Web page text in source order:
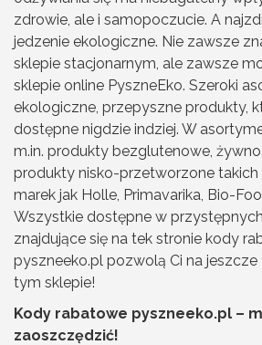
zdrowie, ale i samopoczucie. A
jedzenie ekologiczne. Nie zawsze
sklepie stacjonarnym, ale zawsze
sklepie online PyszneEko. Szeroki
ekologiczne, przepyszne produkty,
dostępne nigdzie indziej. W
m.in. produkty bezglutenowe,
produkty nisko-przetworzone
marek jak Holle, Primavarika, Bio-
Wszystkie dostępne w
znajdujące się na tek stronie kody
pyszneeko.pl pozwolą Ci na
tym sklepie!
Kody rabatowe pyszneeko.pl –
zaoszczędzić!